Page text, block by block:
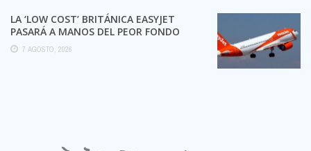
LA ‘LOW COST’ BRITÁNICA EASYJET
PASARÁ A MANOS DEL PEOR FONDO
POSIBLE:
7 AGOSTO, 2026